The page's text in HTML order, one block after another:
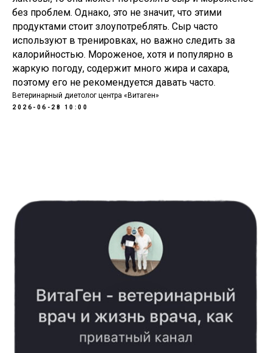
без проблем. Однако, это не значит, что этими
продуктами стоит злоупотреблять. Сыр часто
используют в тренировках, но важно следить за
калорийностью. Мороженое, хотя и популярно в
жаркую погоду, содержит много жира и сахара,
поэтому его не рекомендуется давать часто.
Ветеринарный диетолог центра «Витаген»
2026-06-28 10:00